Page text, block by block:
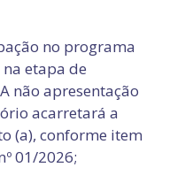
no programa
etapa de
não apresentação
acarretará a
(a), conforme item
01/2026;